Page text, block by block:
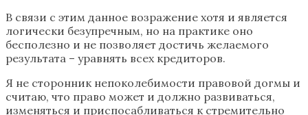
В связи с этим данное возражение хотя и является
логически безупречным, но на практике оно
бесполезно и не позволяет достичь желаемого
результата – уравнять всех кредиторов.
Я не сторонник непоколебимости правовой догмы и
считаю, что право может и должно развиваться,
изменяться и приспосабливаться к стремительно